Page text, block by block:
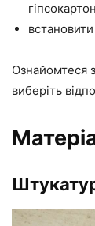
встановити
Ознайомтеся
виберіть